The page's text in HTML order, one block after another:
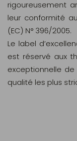
rigoureusement
leur conformité
(EC) N° 396/2005.
Le label
est réservé aux
exceptionnelle de
qualité les plus